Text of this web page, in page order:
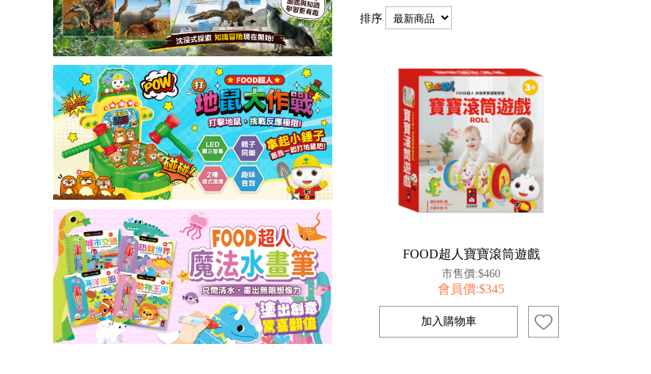
排序
FOOD超人寶寶滾筒遊戲
市售價:$460
會員價:$345